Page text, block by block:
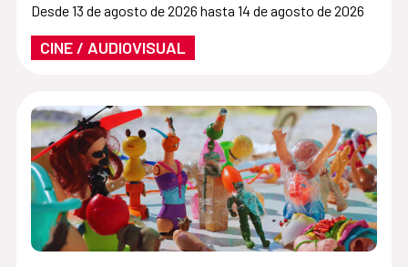
Desde 13 de agosto de 2026 hasta 14 de agosto de 2026
CINE / AUDIOVISUAL